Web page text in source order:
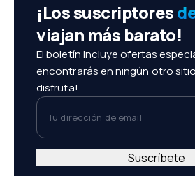
¡Los suscriptores
viajan más barato!
El boletín incluye ofertas
encontrarás en ningún otro
disfruta!
Tu dirección de email
Suscríbete